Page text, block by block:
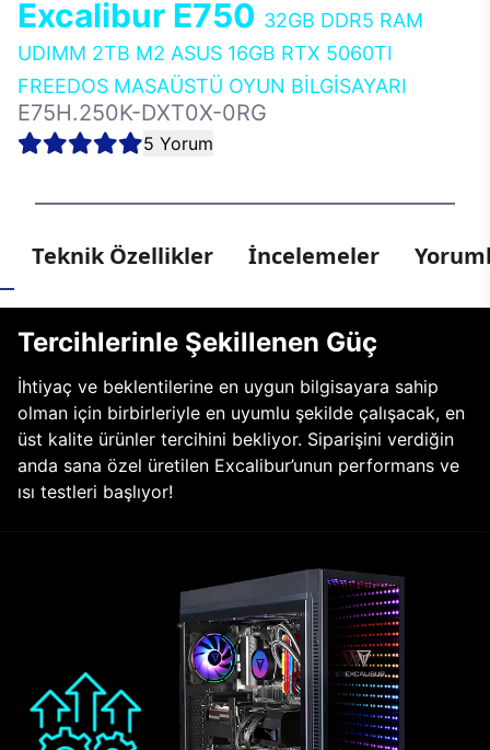
Excalibur E750 32GB DDR5 RAM
UDIMM 2TB M2 ASUS 16GB RTX 5060TI
FREEDOS MASAÜSTÜ OYUN BİLGİSAYARI
E75H.250K-DXT0X-0RG
5 Yorum
Teknik Özellikler İncelemeler
Tercihlerinle Şekillenen Güç
İhtiyaç ve beklentilerine en uygun bilgisayara sahip
olman için birbirleriyle en uyumlu şekilde çalışacak, en
üst kalite ürünler tercihini bekliyor. Siparişini verdiğin
anda sana özel üretilen Excalibur’unun performans ve
ısı testleri başlıyor!